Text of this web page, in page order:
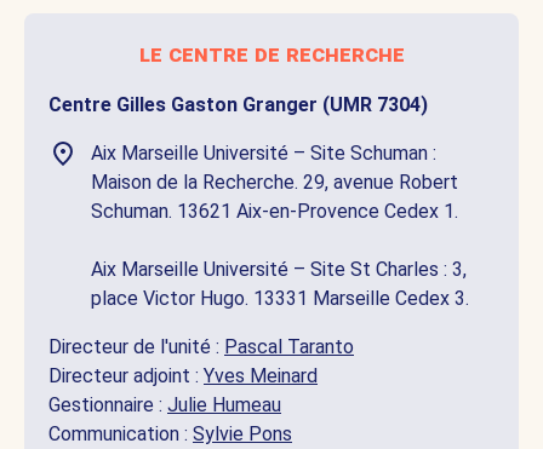
le centre de recherche
Centre Gilles Gaston Granger (UMR 7304)
Aix Marseille Université – Site Schuman :
Maison de la Recherche. 29, avenue Robert
Schuman. 13621 Aix-en-Provence Cedex 1.
Aix Marseille Université – Site St Charles : 3,
place Victor Hugo. 13331 Marseille Cedex 3.
Directeur de l'unité : Pascal Taranto
Directeur adjoint : Yves Meinard
Gestionnaire : Julie Humeau
Communication : Sylvie Pons